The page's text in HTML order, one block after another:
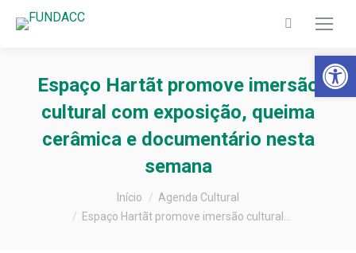
Barra de
Search:
Espaço Hartãt promove imersão
cultural com exposição, queima
cerâmica e documentário nesta
semana
Início
Agenda Cultural
Espaço Hartãt promove imersão cultural…